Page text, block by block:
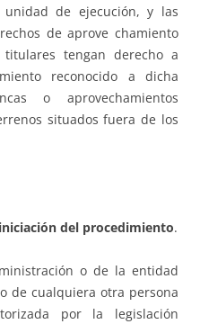
de ejecución, y las
de aprove chamiento
tengan derecho a
reconocido a dicha
o aprovechamientos
situados fuera de los
del procedimiento.
o de la entidad
de cualquiera otra persona
por la legislación